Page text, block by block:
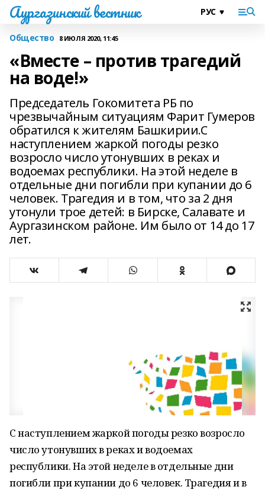
Аургазинский вестник
Общество 8 ИЮЛЯ 2020, 11:45
«Вместе – против трагедий
на воде!»
Председатель Гокомитета РБ по
чрезвычайным ситуациям Фарит Гумеров
обратился к жителям Башкирии.С
наступлением жаркой погоды резко
возросло число утонувших в реках и
водоемах республики. На этой неделе в
отдельные дни погибли при купании до 6
человек. Трагедия и в том, что за 2 дня
утонули трое детей: в Бирске, Салавате и
Аургазинском районе. Им было от 14 до 17
лет.
С наступлением жаркой погоды резко возросло
число утонувших в реках и водоемах
республики. На этой неделе в отдельные дни
погибли при купании до 6 человек. Трагедия и в